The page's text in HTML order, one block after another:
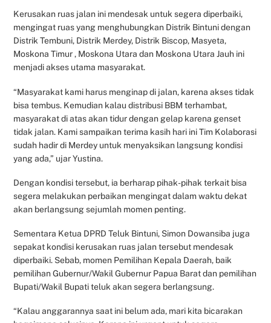
Kerusakan ruas jalan ini mendesak untuk segera diperbaiki,
mengingat ruas yang menghubungkan Distrik Bintuni dengan
Distrik Tembuni, Distrik Merdey, Distrik Biscop, Masyeta,
Moskona Timur , Moskona Utara dan Moskona Utara Jauh ini
menjadi akses utama masyarakat.
“Masyarakat kami harus menginap di jalan, karena akses tidak
bisa tembus. Kemudian kalau distribusi BBM terhambat,
masyarakat di atas akan tidur dengan gelap karena genset
tidak jalan. Kami sampaikan terima kasih hari ini Tim Kolaborasi
sudah hadir di Merdey untuk menyaksikan langsung kondisi
yang ada,” ujar Yustina.
Dengan kondisi tersebut, ia berharap pihak-pihak terkait bisa
segera melakukan perbaikan mengingat dalam waktu dekat
akan berlangsung sejumlah momen penting.
Sementara Ketua DPRD Teluk Bintuni, Simon Dowansiba juga
sepakat kondisi kerusakan ruas jalan tersebut mendesak
diperbaiki. Sebab, momen Pemilihan Kepala Daerah, baik
pemilihan Gubernur/Wakil Gubernur Papua Barat dan pemilihan
Bupati/Wakil Bupati teluk akan segera berlangsung.
“Kalau anggarannya saat ini belum ada, mari kita bicarakan